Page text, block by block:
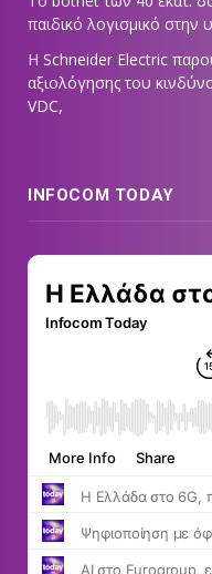
παιδικό λογισμικό στην
Η Schneider Electric
αξιολόγησης του
VDC,
INFOCOM TODAY